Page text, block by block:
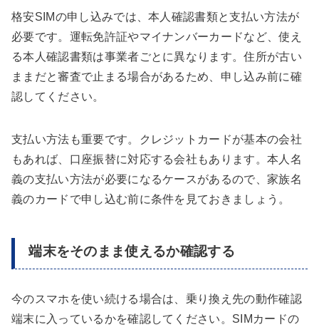
格安SIMの申し込みでは、本人確認書類と支払い方法が
必要です。運転免許証やマイナンバーカードなど、使え
る本人確認書類は事業者ごとに異なります。住所が古い
ままだと審査で止まる場合があるため、申し込み前に確
認してください。
支払い方法も重要です。クレジットカードが基本の会社
もあれば、口座振替に対応する会社もあります。本人名
義の支払い方法が必要になるケースがあるので、家族名
義のカードで申し込む前に条件を見ておきましょう。
端末をそのまま使えるか確認する
今のスマホを使い続ける場合は、乗り換え先の動作確認
端末に入っているかを確認してください。SIMカードの